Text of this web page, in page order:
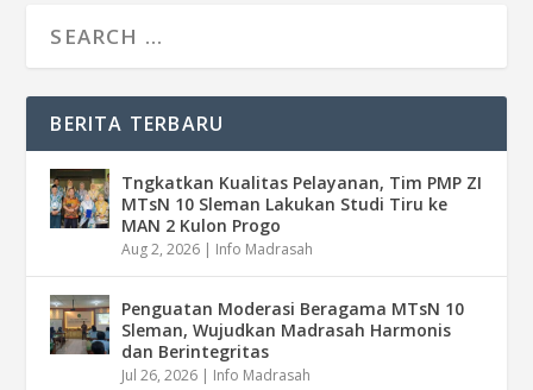
BERITA TERBARU
Tngkatkan Kualitas Pelayanan, Tim PMP ZI
MTsN 10 Sleman Lakukan Studi Tiru ke
MAN 2 Kulon Progo
Aug 2, 2026 | Info Madrasah
Penguatan Moderasi Beragama MTsN 10
Sleman, Wujudkan Madrasah Harmonis
dan Berintegritas
Jul 26, 2026 | Info Madrasah